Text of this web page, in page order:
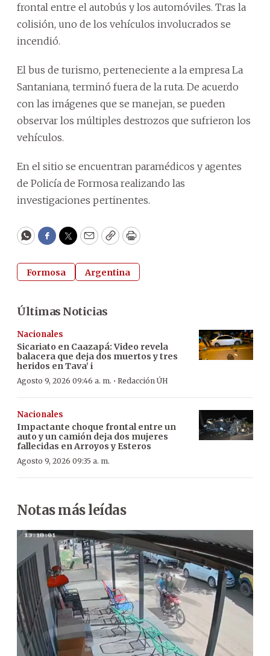
frontal entre el autobús y los automóviles. Tras la
colisión, uno de los vehículos involucrados se
incendió.
El bus de turismo, perteneciente a la empresa La
Santaniana, terminó fuera de la ruta. De acuerdo
con las imágenes que se manejan, se pueden
observar los múltiples destrozos que sufrieron los
vehículos.
En el sitio se encuentran paramédicos y agentes
de Policía de Formosa realizando las
investigaciones pertinentes.
WhatsApp
Facebook
Twitter
EmailCopyPrint
Formosa Argentina
Últimas Noticias
Nacionales
Sicariato en Caazapá: Video revela
balacera que deja dos muertos y tres
heridos en Tava’ i
Agosto 9, 2026 09:46 a. m. · Redacción ÚH
Nacionales
Impactante choque frontal entre un
auto y un camión deja dos mujeres
fallecidas en Arroyos y Esteros
Agosto 9, 2026 09:35 a. m.
Notas más leídas